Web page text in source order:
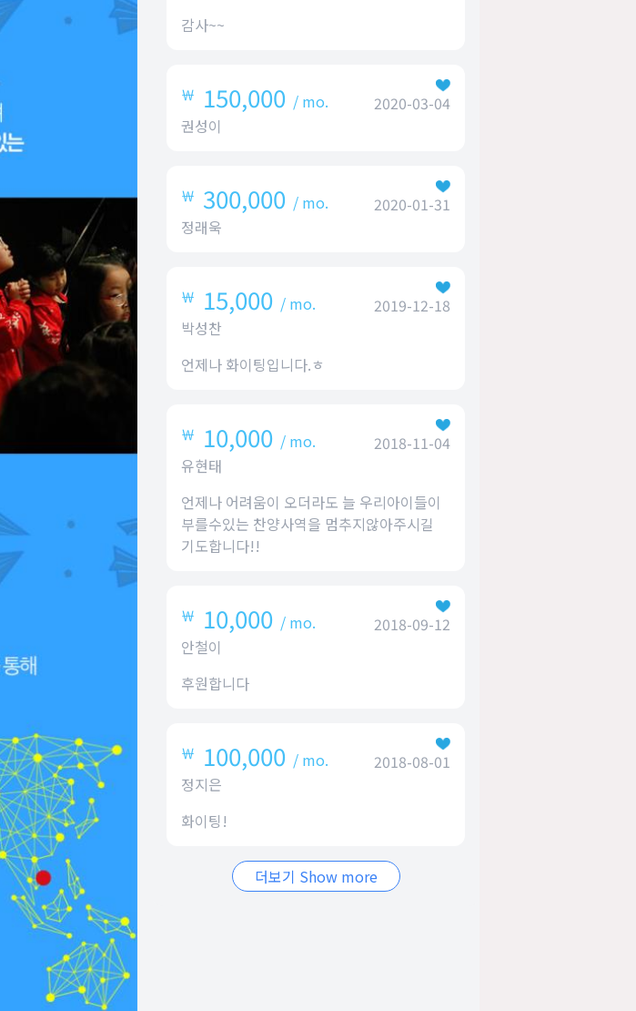
감사~~
￦ 150,000 / mo.
2020-03-04
권성이
￦ 300,000 / mo.
2020-01-31
정래욱
￦ 15,000 / mo.
2019-12-18
박성찬
언제나 화이팅입니다.ㅎ
￦ 10,000 / mo.
2018-11-04
유현태
언제나 어려움이 오더라도 늘 우리아이들이
부를수있는 찬양사역을 멈추지않아주시길
기도합니다!!
￦ 10,000 / mo.
2018-09-12
안철이
후원합니다
￦ 100,000 / mo.
2018-08-01
정지은
화이팅!
더보기 Show more